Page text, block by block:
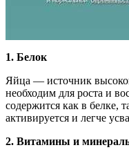
1. Белок
Яйца — источник
необходим для роста и
содержится как в белке,
активируется и легче
2. Витамины и